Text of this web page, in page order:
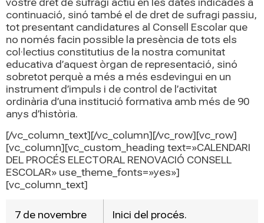
vostre dret de sufragi actiu en les dates indicades a
continuació, sinó també el de dret de sufragi passiu,
tot presentant candidatures al Consell Escolar que
no només facin possible la presència de tots els
col·lectius constitutius de la nostra comunitat
educativa d’aquest òrgan de representació, sinó
sobretot perquè a més a més esdevingui en un
instrument d’impuls i de control de l’activitat
ordinària d’una institució formativa amb més de 90
anys d’història.
[/vc_column_text][/vc_column][/vc_row][vc_row]
[vc_column][vc_custom_heading text=»CALENDARI
DEL PROCÉS ELECTORAL RENOVACIÓ CONSELL
ESCOLAR» use_theme_fonts=»yes»]
[vc_column_text]
7 de novembre
Inici del procés.